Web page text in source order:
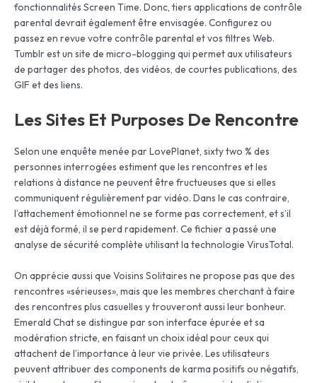
fonctionnalités Screen Time. Donc, tiers applications de contrôle
parental devrait également être envisagée. Configurez ou
passez en revue votre contrôle parental et vos filtres Web.
Tumblr est un site de micro-blogging qui permet aux utilisateurs
de partager des photos, des vidéos, de courtes publications, des
GIF et des liens.
Les Sites Et Purposes De Rencontre
Selon une enquête menée par LovePlanet, sixty two % des
personnes interrogées estiment que les rencontres et les
relations à distance ne peuvent être fructueuses que si elles
communiquent régulièrement par vidéo. Dans le cas contraire,
l’attachement émotionnel ne se forme pas correctement, et s’il
est déjà formé, il se perd rapidement. Ce fichier a passé une
analyse de sécurité complète utilisant la technologie VirusTotal.
On apprécie aussi que Voisins Solitaires ne propose pas que des
rencontres «sérieuses», mais que les membres cherchant à faire
des rencontres plus casuelles y trouveront aussi leur bonheur.
Emerald Chat se distingue par son interface épurée et sa
modération stricte, en faisant un choix idéal pour ceux qui
attachent de l’importance à leur vie privée. Les utilisateurs
peuvent attribuer des components de karma positifs ou négatifs,